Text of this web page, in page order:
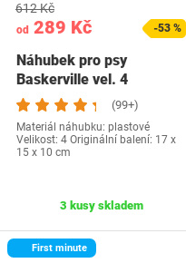
od 289 Kč
612 Kč
-53 %
Náhubek pro psy
Baskerville vel. 4
(99+)
Materiál náhubku: plastové
Velikost: 4 Originální balení: 17 x
15 x 10 cm
3 kusy skladem
First minute